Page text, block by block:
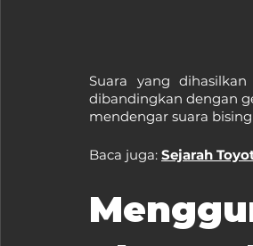
Suara yang
dibandingkan dengan
mendengar suara
Baca juga: Sejarah